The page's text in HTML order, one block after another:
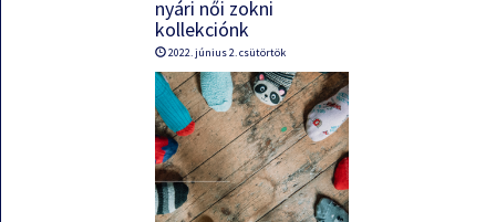
nyári női zokni
kollekciónk
2022. június 2. csütörtök